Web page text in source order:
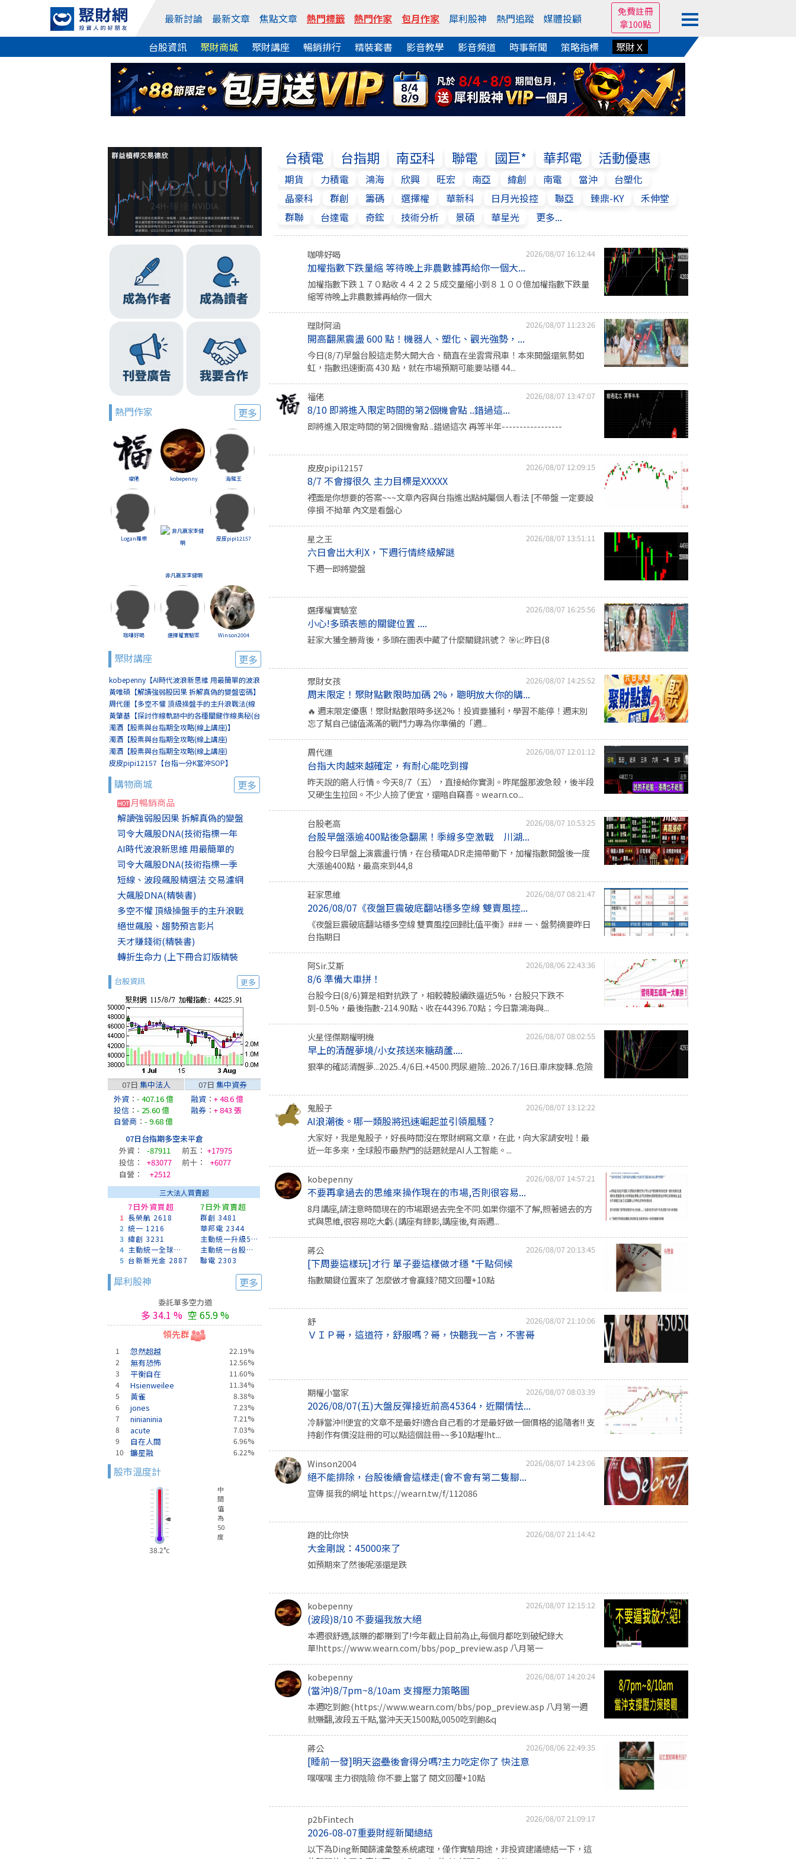
最新討論 最新文章 焦點文章 熱門標籤 熱門作家 包月作家 犀利股神 熱門追蹤 媒體投顧
免費註冊
拿100點
台股資訊 聚財商城 聚財講座 暢銷排行 精裝套書 影音教學 影音頻道 時事新聞 策略指標 聚財Ｘ
熱門作家 更多
福佬 kobepenny 海龍王
Logan羅根
非凡贏家李健明
皮皮pipi12157
咖啡好喝 選擇權實驗室 Winson2004
聚財講座 更多
kobepenny【AI時代波浪新思維 用最簡單的波浪
賺最簡單的錢(線上講座)】
黃唯碩【解讀強弱股因果 拆解真偽的變盤密碼】
周代運【多空不懼 頂級操盤手的主升浪戰法(線
上講座)】
黃肇基【探討作線軌跡中的各種關鍵作線奧秘(台
北)】
濁酒【股票與台指期全攻略(線上講座)】
濁酒【股票與台指期全攻略(線上講座)
(8/2+8/9)】
濁酒【股票與台指期全攻略(線上講座)
(8/16+8/23)】
皮皮pipi12157【台指一分K當沖SOP】
購物商城 更多
月暢銷商品
解讀強弱股因果 拆解真偽的變盤
司令大飆股DNA(技術指標一年
AI時代波浪新思維 用最簡單的
司令大飆股DNA(技術指標一季
短線、波段飆股精選法 交易濾網
大飆股DNA(精裝書)
多空不懼 頂級操盤手的主升浪戰
絕世飆股、趨勢預言影片
天才賺錢術(精裝書)
轉折生命力 (上下冊合訂版精裝
台股資訊 更多
07日 集中法人
外資 ： - 407.16 億
投信 ： - 25.60 億
自營商 ： - 9.68 億
07日 集中資券
融資 ： + 48.6 億
融券 ： + 843 張
07日台指期多空未平倉
外資：
-87911 前五： +17975
投信：
+83077 前十：
+6077
自營：
+2512
三大法人買賣超
1
2
3
4
5
7日外資買超
長榮航 2618
統一 1216
緯創 3231
主動統一全球創新 00988A
台新新光金 2887
7日外資賣超
群創 3481
華邦電 2344
主動統一升級50 00403A
主動統一台股增長 00981A
聯電 2303
犀利股神 更多
委託單多空力道
多 34.1 % 空 65.9 %
領先群
1 忽然超越
22.19%
2
無有恐怖
12.56%
3
平衡自在
11.60%
4
Hsienweilee
11.34%
5
黃雀
8.38%
6
jones
7.23%
7
ninianinia
7.21%
8
acute
7.03%
9
自在人間
6.96%
10
鐮星融 6.22%
股市溫度計
中
間
值
為
50
度
38.2°c
台積電 台指期 南亞科 聯電 國巨* 華邦電 活動優惠
期貨 力積電 鴻海 欣興 旺宏 南亞 緯創 南電 當沖
台塑化
晶豪科
群創 籌碼 選擇權 華新科 日月光投控 聯亞 臻鼎-KY
禾伸堂
群聯
台達電 奇鋐 技術分析 景碩 華星光 更多...
咖啡好喝 2026/08/07 16:12:44
加權指數下跌量縮 等待晚上非農數據再給你一個大...
加權指數下跌１７０點收４４２２５成交量縮小到８１００億加權指數下跌量
縮等待晚上非農數據再給你一個大
理財阿涵 2026/08/07 11:23:26
開高翻黑震盪 600 點！機器人、塑化、觀光強勢，...
今日(8/7)早盤台股這走勢大開大合、簡直在坐雲霄飛車！本來開盤還氣勢如
虹，指數迅速衝高 430 點，就在市場預期可能要站穩 44...
福佬 2026/08/07 13:47:07
8/10 即將進入限定時間的第2個機會點 ..錯過這...
即將進入限定時間的第2個機會點 ..錯過這次 再等半年-----------------
皮皮pipi12157 2026/08/07 12:09:15
8/7 不會撐很久 主力目標是XXXXX
裡面是你想要的答案~~~文章內容與台指進出點純屬個人看法 [不帶盤 一定要設
停損 不拗單 內文是看盤心
星之王 2026/08/07 13:51:11
六日會出大利X，下週行情終級解謎
下週一即將變盤
選擇權實驗室 2026/08/07 16:25:56
小心!多頭表態的關鍵位置 ....
莊家大獲全勝背後，多頭在圖表中藏了什麼關鍵訊號？ 🎯📈昨日(8
聚財女孩 2026/08/07 14:25:52
周末限定！聚財點數限時加碼 2%，聰明放大你的購...
🔥 週末限定優惠！聚財點數限時多送2%！投資要獲利，學習不能停！週末別
忘了幫自己儲值滿滿的戰鬥力專為你準備的「週...
周代運 2026/08/07 12:01:12
台指大肉越來越確定，有耐心能吃到撐
昨天說的磨人行情。今天8/7（五），直接給你實測。昨尾盤那波急殺，後半段
又硬生生拉回。不少人撿了便宜，還暗自竊喜。wearn.co...
台股老高 2026/08/07 10:53:25
台股早盤漲逾400點後急翻黑！季線多空激戰 川湖...
台股今日早盤上演震盪行情，在台積電ADR走揚帶動下，加權指數開盤後一度
大漲逾400點，最高來到44,8
莊家思維 2026/08/07 08:21:47
2026/08/07《夜盤巨震破底翻站穩多空線 雙賣風控...
《夜盤巨震破底翻站穩多空線 雙賣風控回歸比值平衡》### 一、盤勢摘要昨日
台指期日
阿Sir.艾斯 2026/08/06 22:43:36
8/6 準備大車拼！
台股今日(8/6)算是相對抗跌了，相較韓股續跌逼近5%，台股只下跌不
到-0.5%，最後指數-214.90點、收在44396.70點；今日靠鴻海與...
火星怪傑期權明機 2026/08/07 08:02:55
早上的清醒夢境/小女孩送來糖葫蘆....
狠準的確認清醒夢...2025..4/6日.+4500.閃尿.避險...2026.7/16日.車床旋轉..危險
鬼股子 2026/08/07 13:12:22
AI浪潮後。哪一類股將迅速崛起並引領風騷？
大家好，我是鬼股子，好長時間沒在聚財網寫文章，在此，向大家請安啦！最
近一年多來，全球股市最熱門的話題就是AI人工智能。...
kobepenny 2026/08/07 14:57:21
不要再拿過去的思維來操作現在的市場,否則很容易...
8月講座,請注意時間現在的市場跟過去完全不同.如果你還不了解,照著過去的方
式與思維,很容易吃大虧.(講座有錄影,講座後,有兩週...
蔣公 2026/08/07 20:13:45
[下周要這樣玩]才行 單子要這樣做才穩 *千點伺候
指數關鍵位置來了 怎麼做才會贏錢?閱文回覆+10點
舒 2026/08/07 21:10:06
ＶＩＰ哥，這道符，舒服嗎？哥，快聽我一言，不害哥
期權小當家 2026/08/07 08:03:39
2026/08/07(五)大盤反彈接近前高45364，近關情怯...
冷靜當沖!!便宜的文章不是最好!適合自己看的才是最好做一個價格的追隨者!! 支
持創作有價沒註冊的可以點這個註冊~~多10點喔!ht...
Winson2004 2026/08/07 14:23:06
絕不能排除，台股後續會這樣走(會不會有第二隻腳...
宣傳 挺我的網址 https://wearn.tw/f/112086
跑的比你快 2026/08/07 21:14:42
大金剛說：45000來了
如預期來了然後呢漲還是跌
kobepenny 2026/08/07 12:15:12
(波段)8/10 不要逼我放大絕
本週很舒適,該賺的都賺到了!今年截止目前為止,每個月都吃到破紀錄大
單!https://www.wearn.com/bbs/pop_preview.asp 八月第一
kobepenny 2026/08/07 14:20:24
(當沖)8/7pm~8/10am 支撐壓力策略圖
本週吃到飽:(https://www.wearn.com/bbs/pop_preview.asp 八月第一週
就賺翻,波段五千點,當沖天天1500點,0050吃到飽&q
蔣公 2026/08/06 22:49:35
[睡前一發]明天盜壘後會得分嗎?主力吃定你了 快注意
嘿嘿嘿 主力很陰險 你不要上當了 閱文回覆+10點
p2bFintech 2026/08/07 21:09:17
2026-08-07重要財經新聞總結
以下為Ding新聞篩濾彙整系統處理，僅作實驗用途，非投資建議總結一下，這